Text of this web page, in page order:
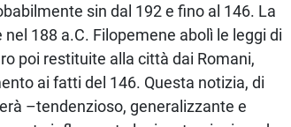
sin dal 192 e fino al 146. La
188 a.C. Filopemene abolì le leggi di
poi restituite alla città dai Romani,
ai fatti del 146. Questa notizia, di
–tendenzioso, generalizzante e